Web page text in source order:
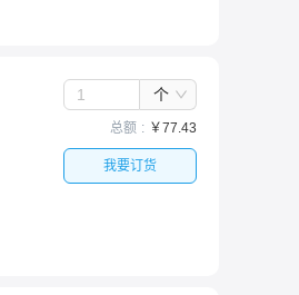
个
总额 ￥77.43
我要订货